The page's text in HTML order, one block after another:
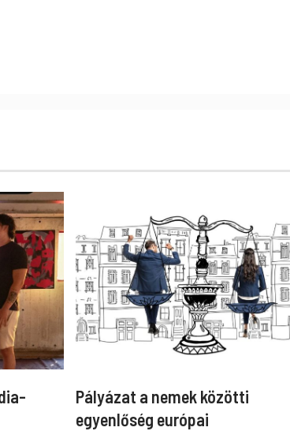
Pályázat a nemek közötti
egyenlőség európai